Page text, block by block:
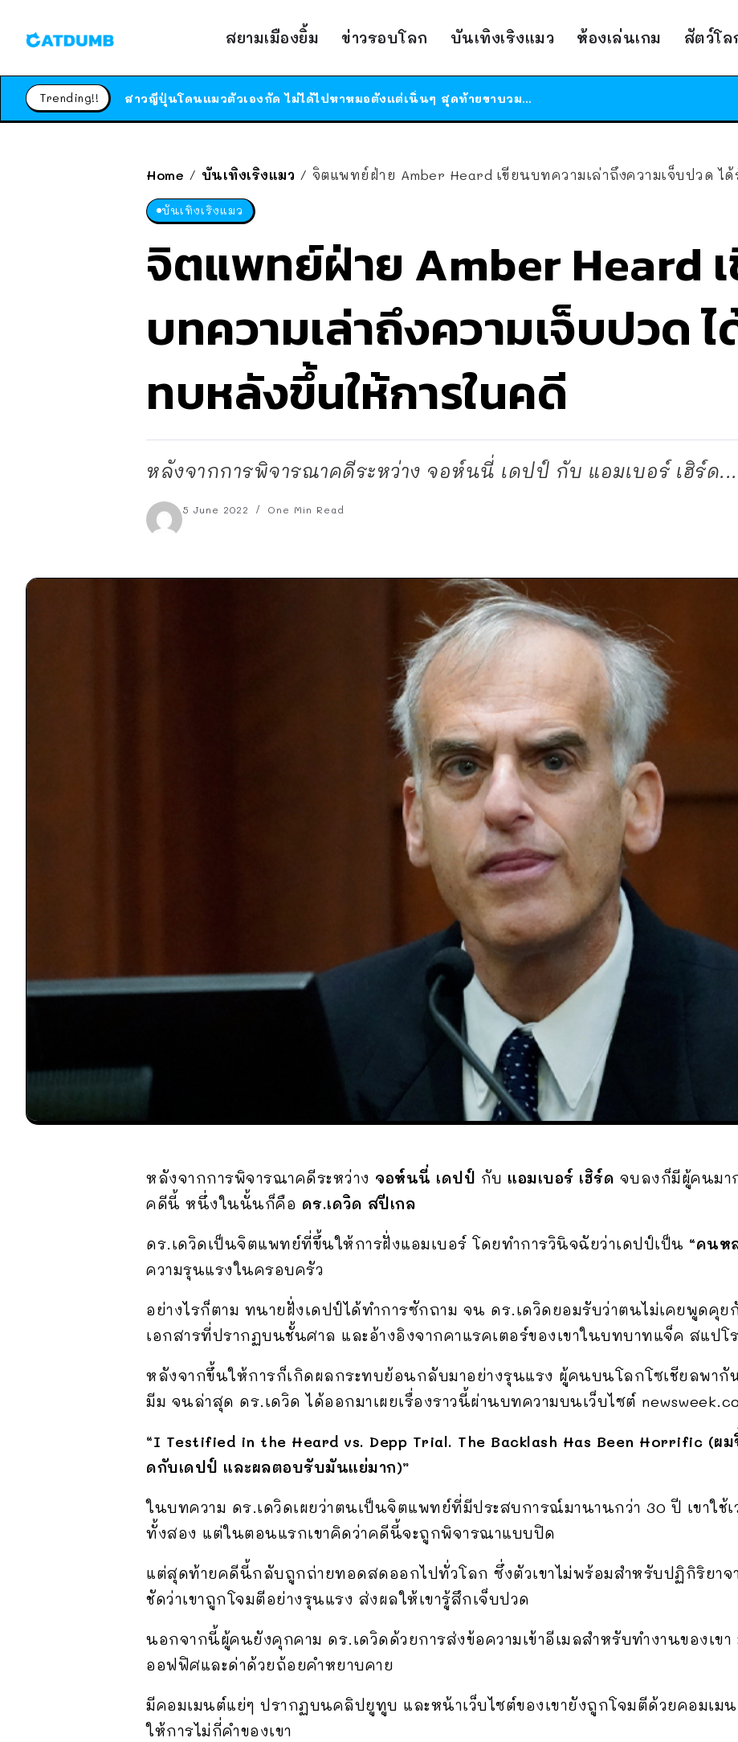
สยามเมืองยิ้ม ข่าวรอบโลก บันเทิงเริงแมว ห้องเล่นเกม สัตว์โล
Trending!!
ร้านอาหารในนิวยอร์กประกาศปิดตัวลง หลังอยู่มานานกว่า 45 ปี ติดป้ายขอบคุณลูกค้าทุกคน แถมสูตรทำไวท์ซอสให้แบบจัดเต็ม
ได้เวลาเด็กหนวดรวมตัว RF Online Next เปิดให้เล่นแล้ว เกม Sci-Fi MMORPG ระดับตำนาน เล่นได้ทั้งมือถือและ PC
Home / บันเทิงเริงแมว / จิตแพทย์ฝ่าย Amber Heard เขียนบทความเล่าถึงความเจ็บปวด ได้รั
บันเทิงเริงแมว
จิตแพทย์ฝ่าย Amber Heard
บทความเล่าถึงความเจ็บปวด
ทบหลังขึ้นให้การในคดี
หลังจากการพิจารณาคดีระหว่าง จอห์นนี่ เดปป์ กับ แอมเบอร์ เฮิร์ด...
5 June 2022 One Min Read
หลังจากการพิจารณาคดีระหว่าง จอห์นนี่ เดปป์ กับ แอมเบอร์ เฮิร์ด จบลงก็มีผู้คนมา
คดีนี้ หนึ่งในนั้นก็คือ ดร.เดวิด สปีเกล
ดร.เดวิดเป็นจิตแพทย์ที่ขึ้นให้การฝั่งแอมเบอร์ โดยทำการวินิจฉัยว่าเดปป์เป็น “คนห
ความรุนแรงในครอบครัว
อย่างไรก็ตาม ทนายฝั่งเดปป์ได้ทำการซักถาม จน ดร.เดวิดยอมรับว่าตนไม่เคยพูดคุ
เอกสารที่ปรากฏบนชั้นศาล และอ้างอิงจากคาแรคเตอร์ของเขาในบทบาทแจ็ค สแปโ
หลังจากขึ้นให้การก็เกิดผลกระทบย้อนกลับมาอย่างรุนแรง ผู้คนบนโลกโซเชียลพากั
มีม จนล่าสุด ดร.เดวิด ได้ออกมาเผยเรื่องราวนี้ผ่านบทความบนเว็บไซต์
“I Testified in the Heard vs. Depp Trial. The Backlash Has Been Horrific (ผ
ดกับเดปป์ และผลตอบรับมันแย่มาก)”
ในบทความ ดร.เดวิดเผยว่าตนเป็นจิตแพทย์ที่มีประสบการณ์มานานกว่า 30 ปี เขาใช้
ทั้งสอง แต่ในตอนแรกเขาคิดว่าคดีนี้จะถูกพิจารณาแบบปิด
แต่สุดท้ายคดีนี้กลับถูกถ่ายทอดสดออกไปทั่วโลก ซึ่งตัวเขาไม่พร้อมสำหรับปฏิกิริยาจ
ชัดว่าเขาถูกโจมตีอย่างรุนแรง ส่งผลให้เขารู้สึกเจ็บปวด
นอกจากนี้ผู้คนยังคุกคาม ดร.เดวิดด้วยการส่งข้อความเข้าอีเมลสำหรับทำงานของเข
ออฟฟิศและด่าด้วยถ้อยคำหยาบคาย
มีคอมเมนต์แย่ๆ ปรากฏบนคลิปยูทูบ และหน้าเว็บไซต์ของเขายังถูกโจมตีด้วยคอมเมน
ให้การไม่กี่คำของเขา